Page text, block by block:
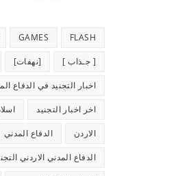
FLASH
GAMES
[ جـذاب ] [نهفات]
اخبار التجنيد في الدفاع
اخر اخبار التجنيد
الاردن الدفاع المدني
الدفاع المدني الاردني